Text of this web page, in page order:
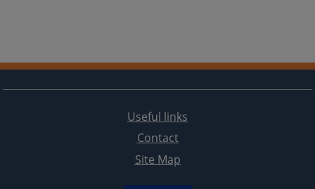
Useful links
Contact
Site Map